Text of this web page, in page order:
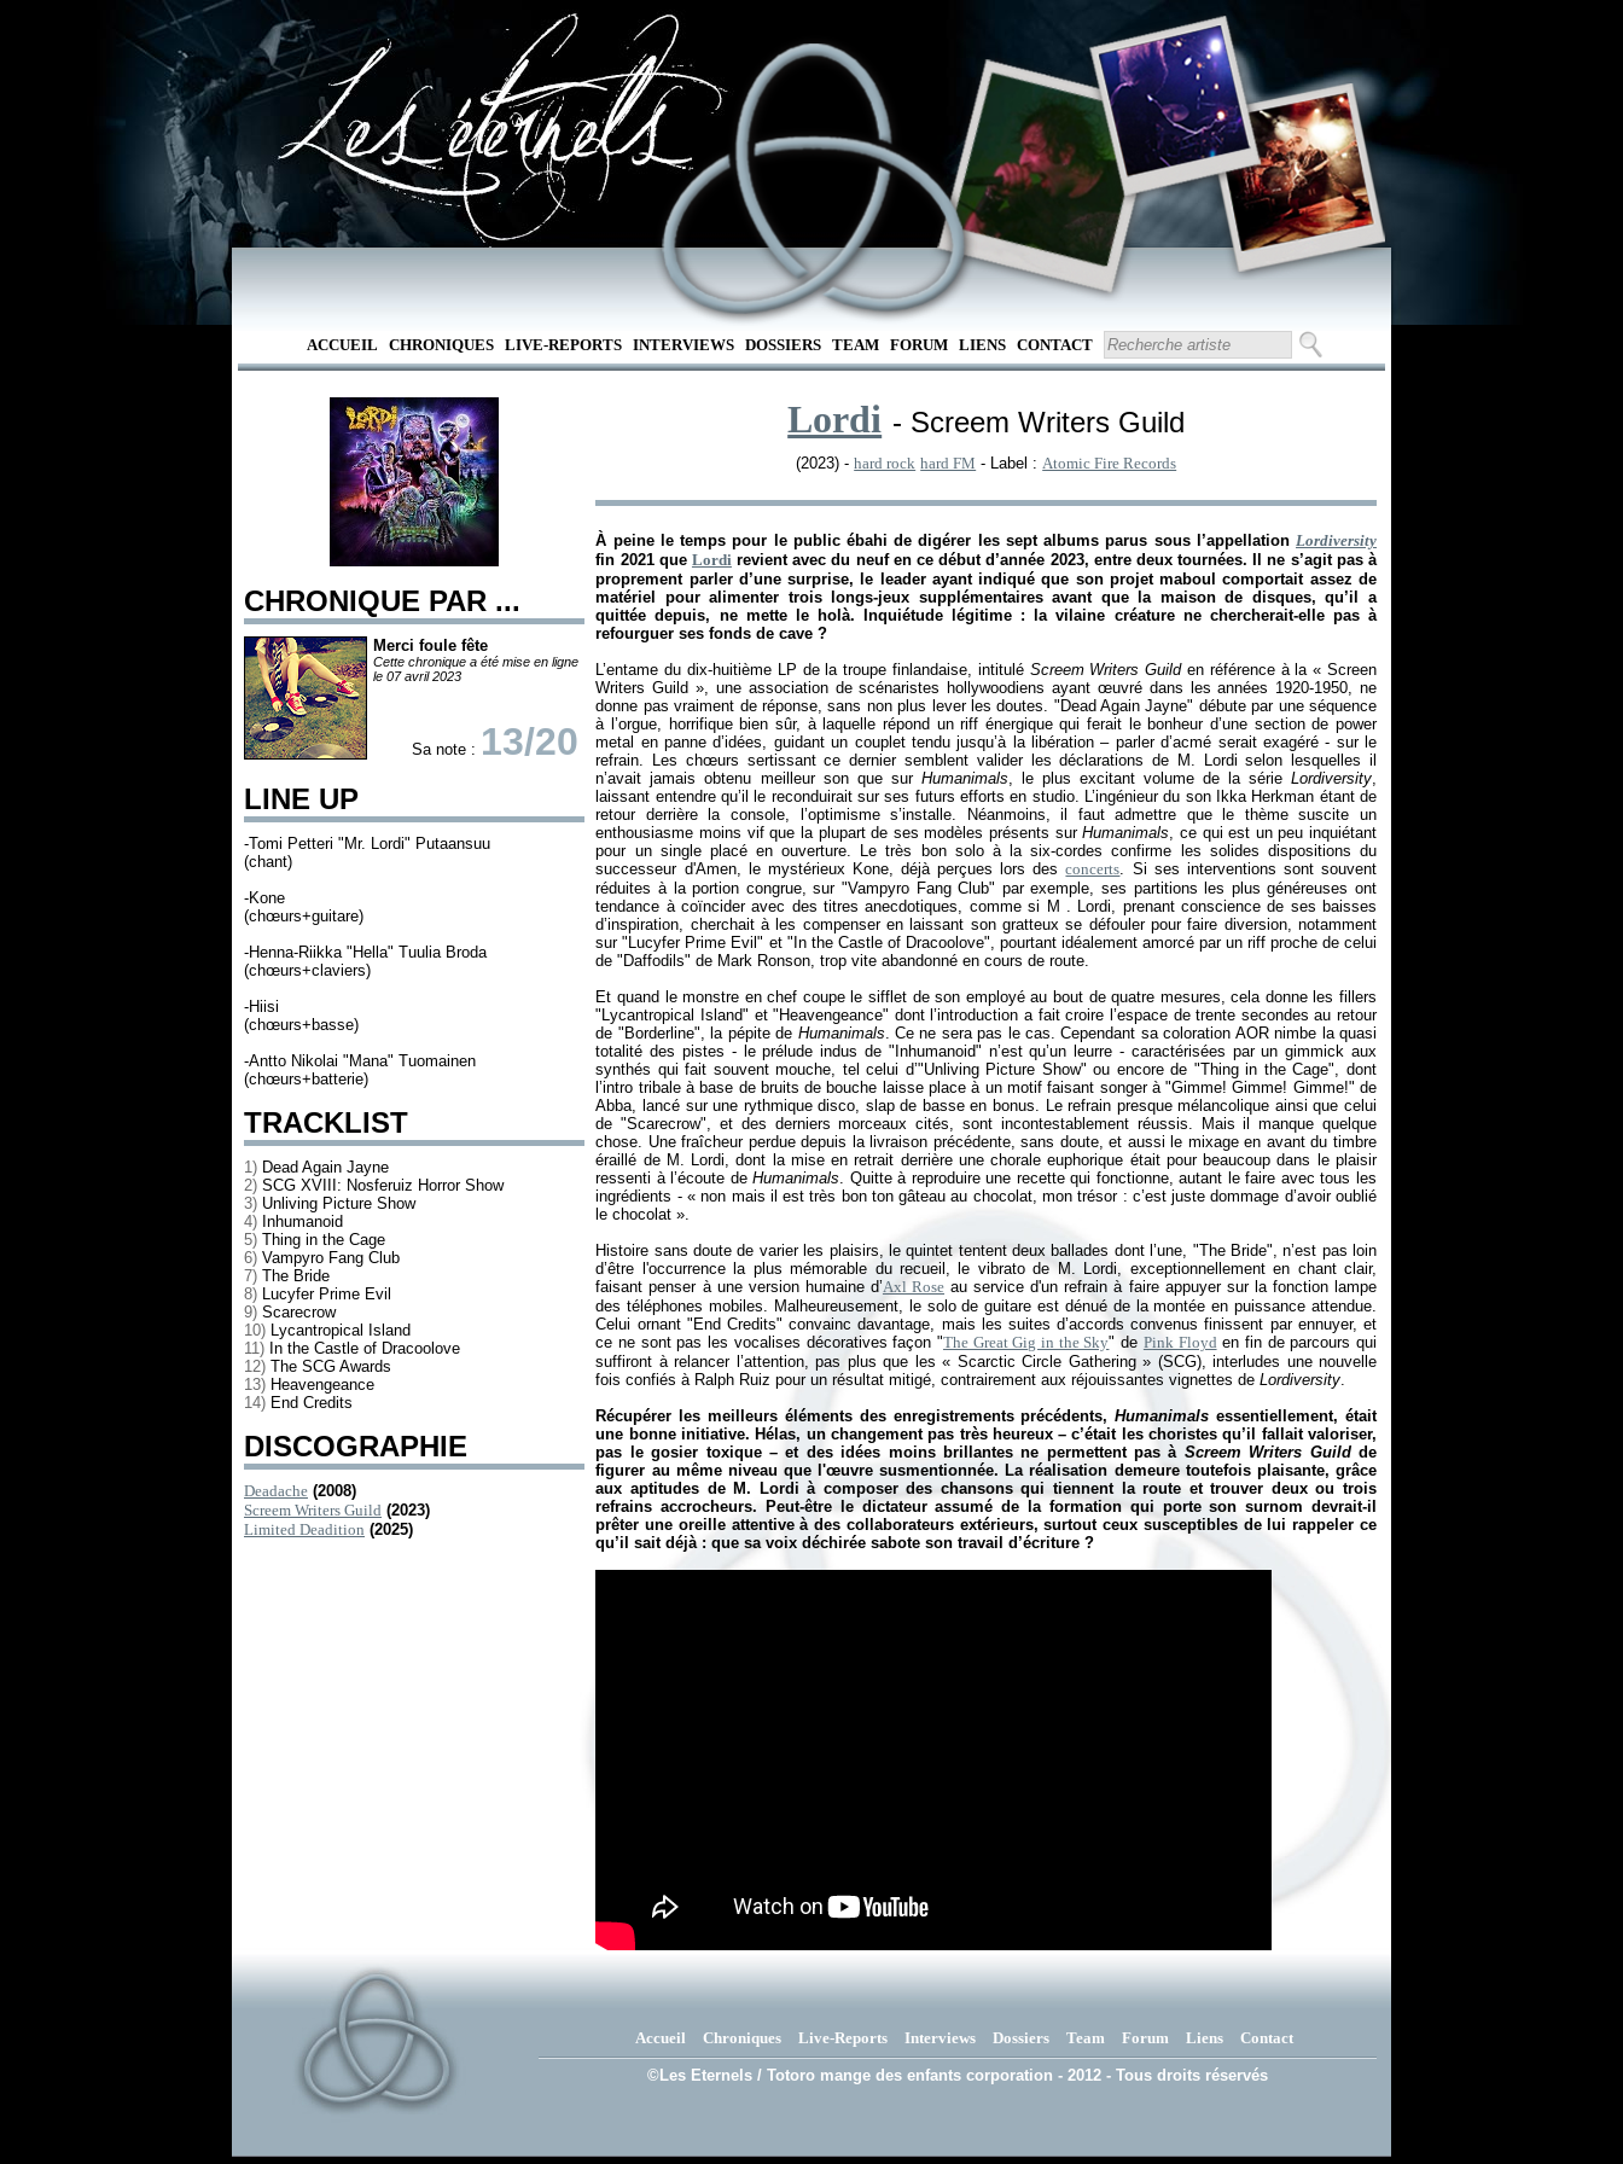
ACCUEIL CHRONIQUES LIVE-REPORTS INTERVIEWS DOSSIERS TEAM FORUM LIENS CONTACT
CHRONIQUE PAR ...
Merci foule fête
Cette chronique a été mise en ligne
le 07 avril 2023
Sa note : 13/20
LINE UP
-Tomi Petteri "Mr. Lordi" Putaansuu
(chant)
-Kone
(chœurs+guitare)
-Henna-Riikka "Hella" Tuulia Broda
(chœurs+claviers)
-Hiisi
(chœurs+basse)
-Antto Nikolai "Mana" Tuomainen
(chœurs+batterie)
TRACKLIST
1) Dead Again Jayne
2) SCG XVIII: Nosferuiz Horror Show
3) Unliving Picture Show
4) Inhumanoid
5) Thing in the Cage
6) Vampyro Fang Club
7) The Bride
8) Lucyfer Prime Evil
9) Scarecrow
10) Lycantropical Island
11) In the Castle of Dracoolove
12) The SCG Awards
13) Heavengeance
14) End Credits
DISCOGRAPHIE
Deadache (2008)
Screem Writers Guild (2023)
Limited Deadition (2025)
Lordi - Screem Writers Guild
(2023) -hard rock hard FM - Label :Atomic Fire Records
À peine le temps pour le public ébahi de digérer les sept albums parus sous l’appellation Lordiversity
fin 2021 que Lordirevient avec du neuf en ce début d’année 2023, entre deux tournées. Il ne s’agit pas à
proprement parler d’une surprise, le leader ayant indiqué que son projet maboul comportait assez de
matériel pour alimenter trois longs-jeux supplémentaires avant que la maison de disques, qu’il a
quittée depuis, ne mette le holà. Inquiétude légitime : la vilaine créature ne chercherait-elle pas à
refourguer ses fonds de cave ?
L’entame du dix-huitième LP de la troupe finlandaise, intitulé Screem Writers Guilden référence à la «Screen
Writers Guild», une association de scénaristes hollywoodiens ayant œuvré dans les années 1920-1950, ne
donne pas vraiment de réponse, sans non plus lever les doutes. "Dead Again Jayne" débute par une séquence
à l’orgue, horrifique bien sûr, à laquelle répond un riff énergique qui ferait le bonheur d’une section de power
metal en panne d’idées, guidant un couplet tendu jusqu’à la libération – parler d’acmé serait exagéré - sur le
refrain. Les chœurs sertissant ce dernier semblent valider les déclarations de M. Lordi selon lesquelles il
n’avait jamais obtenu meilleur son que sur Humanimals, le plus excitant volume de la sérieLordiversity,
laissant entendre qu’il le reconduirait sur ses futurs efforts en studio. L’ingénieur du son Ikka Herkman étant de
retour derrière la console, l’optimisme s’installe. Néanmoins, il faut admettre que le thème suscite un
enthousiasme moins vif que la plupart de ses modèles présents surHumanimals, ce qui est un peu inquiétant
pour un single placé en ouverture. Le très bon solo à la six-cordes confirme les solides dispositions du
successeur d'Amen, le mystérieux Kone, déjà perçues lors desconcerts. Si ses interventions sont souvent
réduites à la portion congrue, sur "Vampyro Fang Club" par exemple, ses partitions les plus généreuses ont
tendance à coïncider avec des titres anecdotiques, comme si M . Lordi, prenant conscience de ses baisses
d’inspiration, cherchait à les compenser en laissant son gratteux se défouler pour faire diversion, notamment
sur "Lucyfer Prime Evil" et "In the Castle of Dracoolove", pourtant idéalement amorcé par un riff proche de celui
de "Daffodils" de Mark Ronson, trop vite abandonné en cours de route.
Et quand le monstre en chef coupe le sifflet de son employé au bout de quatre mesures, cela donne les fillers
"Lycantropical Island" et "Heavengeance" dont l’introduction a fait croire l’espace de trente secondes au retour
de "Borderline", la pépite de Humanimals. Ce ne sera pas le cas. Cependant sa coloration AOR nimbe la quasi
totalité des pistes - le prélude indus de "Inhumanoid" n’est qu’un leurre - caractérisées par un gimmick aux
synthés qui fait souvent mouche, tel celui d’"Unliving Picture Show" ou encore de "Thing in the Cage", dont
l’intro tribale à base de bruits de bouche laisse place à un motif faisant songer à "Gimme! Gimme! Gimme!" de
Abba, lancé sur une rythmique disco, slap de basse en bonus. Le refrain presque mélancolique ainsi que celui
de "Scarecrow", et des derniers morceaux cités, sont incontestablement réussis. Mais il manque quelque
chose. Une fraîcheur perdue depuis la livraison précédente, sans doute, et aussi le mixage en avant du timbre
éraillé de M. Lordi, dont la mise en retrait derrière une chorale euphorique était pour beaucoup dans le plaisir
ressenti à l’écoute deHumanimals. Quitte à reproduire une recette qui fonctionne, autant le faire avec tous les
ingrédients - «non mais il est très bon ton gâteau au chocolat, mon trésor : c’est juste dommage d’avoir oublié
le chocolat».
Histoire sans doute de varier les plaisirs, le quintet tentent deux ballades dont l’une, "The Bride", n’est pas loin
d’être l'occurrence la plus mémorable du recueil, le vibrato de M. Lordi, exceptionnellement en chant clair,
faisant penser à une version humaine d’Axl Rose au service d'un refrain à faire appuyer sur la fonction lampe
des téléphones mobiles. Malheureusement, le solo de guitare est dénué de la montée en puissance attendue.
Celui ornant "End Credits" convainc davantage, mais les suites d’accords convenus finissent par ennuyer, et
ce ne sont pas les vocalises décoratives façon "The Great Gig in the Sky" de Pink Floyd en fin de parcours qui
suffiront à relancer l’attention, pas plus que les « Scarctic Circle Gathering» (SCG), interludes une nouvelle
fois confiés à Ralph Ruiz pour un résultat mitigé, contrairement aux réjouissantes vignettes deLordiversity.
Récupérer les meilleurs éléments des enregistrements précédents,Humanimals essentiellement, était
une bonne initiative. Hélas, un changement pas très heureux – c’était les choristes qu’il fallait valoriser,
pas le gosier toxique – et des idées moins brillantes ne permettent pas à Screem Writers Guildde
figurer au même niveau que l'œuvre susmentionnée. La réalisation demeure toutefois plaisante, grâce
aux aptitudes de M. Lordi à composer des chansons qui tiennent la route et trouver deux ou trois
refrains accrocheurs. Peut-être le dictateur assumé de la formation qui porte son surnom devrait-il
prêter une oreille attentive à des collaborateurs extérieurs, surtout ceux susceptibles de lui rappeler ce
qu’il sait déjà : que sa voix déchirée sabote son travail d’écriture ?
Accueil Chroniques Live-Reports Interviews Dossiers Team Forum Liens Contact
©Les Eternels / Totoro mange des enfants corporation - 2012 - Tous droits réservés